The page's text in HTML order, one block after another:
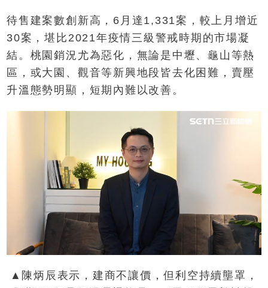
待售建案數創新高，6月達1,331案，較上月增近
30案，堪比2021年疫情三級警戒時期的市場凝
結。桃園銷況尤為惡化，無論是中壢、龜山等熱
區，或大園、觀音等新興地段皆去化困難，賣壓
升溫態勢明顯，短期內難以改善。
▲陳炳辰表示，建商不讓價，但利空持續壟罩，